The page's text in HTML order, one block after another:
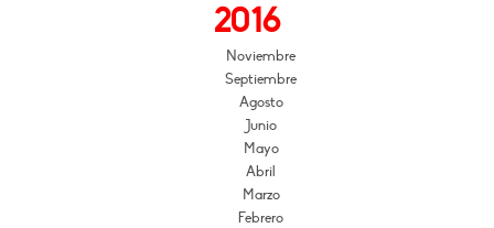
2016
Noviembre
Septiembre
Agosto
Junio
Mayo
Abril
Marzo
Febrero